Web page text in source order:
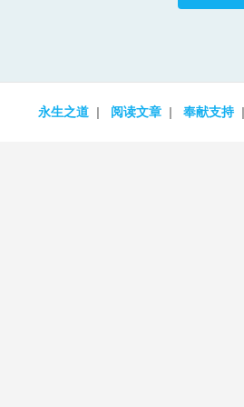
永生之道 阅读文章 奉献支持